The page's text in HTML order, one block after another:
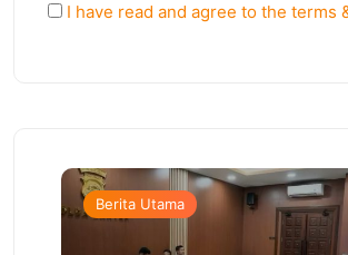
I have read and agree to the terms
Berita Utama